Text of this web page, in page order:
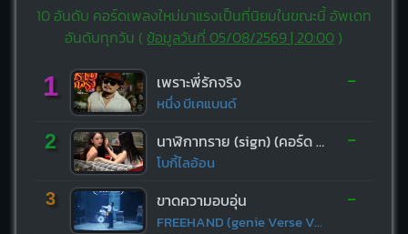
10 อันดับ คอร์ดเพลงใหม่มาแรงเป็นที่นิยมในขณะนี้ อัพเดท
อันดับทุกวัน ( ข้อมูลวันที่ 05/08/2569 | 20:00 )
1 เพราะพี่รักจริง
หนึ่ง บีเคแบนด์
-
2 นาฬิกาทราย (sign) (คอร์ด ง่ายๆ)
โบกี้ไลอ้อน
-
3 ขาดความอบอุ่น
FREEHAND (genie Verse Vol.1)
-